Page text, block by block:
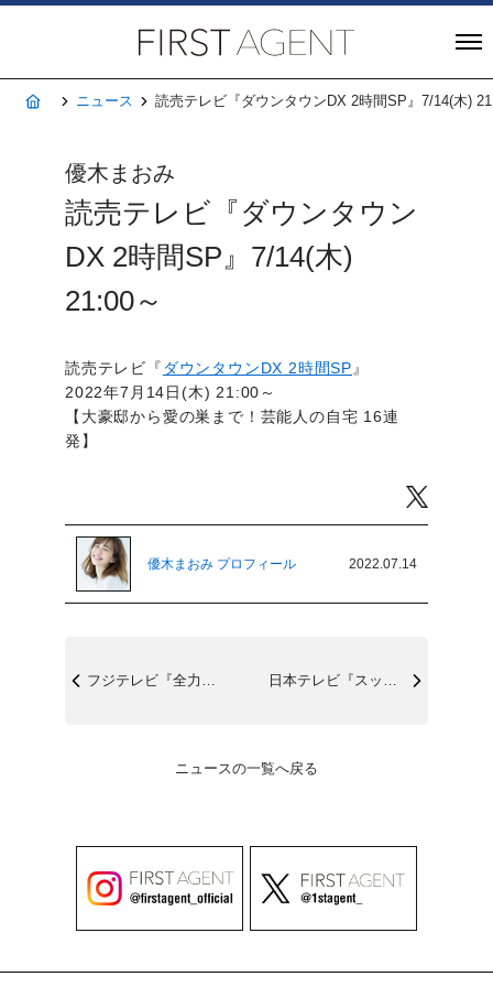
ホームニュース 読売テレビ『ダウンタウンDX 2時間SP』7/14(木)
優木まおみ
読売テレビ『ダウンタウン
DX 2時間SP』7/14(木)
21:00～
読売テレビ『 ダウンタウンDX 2時間SP 』
2022年7月14日(木) 21:00～
【大豪邸から愛の巣まで！芸能人の自宅 16連
発】
優木まおみ プロフィール 2022.07.14
フジテレビ『全力！脱力タイムズ』7/15... 日本テレビ『スッキリ』7/18(月) 8...
ニュースの一覧へ戻る